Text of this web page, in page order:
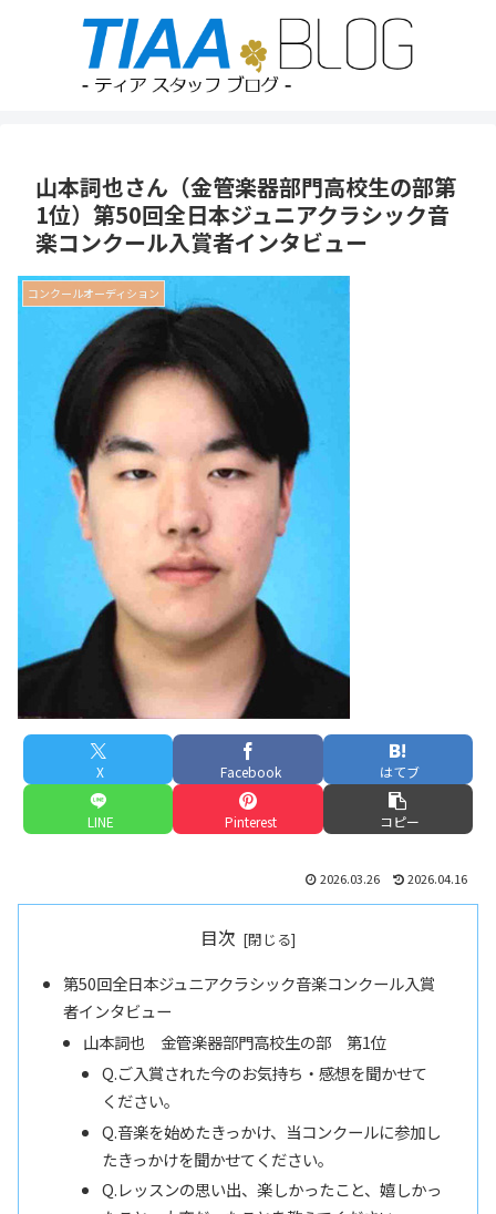
山本詞也さん（金管楽器部門高校生の部第
1位）第50回全日本ジュニアクラシック音
楽コンクール入賞者インタビュー
コンクールオーディション
X Facebook はてブ
LINE Pinterest コピー
2026.03.26 2026.04.16
目次
第50回全日本ジュニアクラシック音楽コンクール入賞
者インタビュー
山本詞也 金管楽器部門高校生の部 第1位
Q.ご入賞された今のお気持ち・感想を聞かせて
ください。
Q.音楽を始めたきっかけ、当コンクールに参加し
たきっかけを聞かせてください。
Q.レッスンの思い出、楽しかったこと、嬉しかっ